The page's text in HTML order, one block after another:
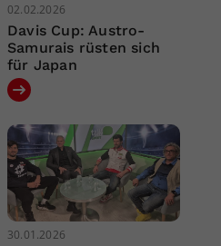
02.02.2026
Davis Cup: Austro-
Samurais rüsten sich
für Japan
30.01.2026